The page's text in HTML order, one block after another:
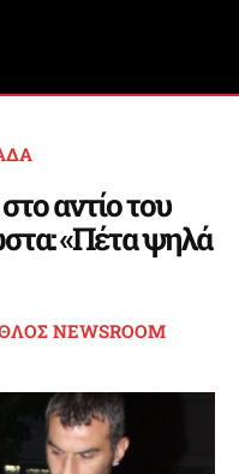
αντίο του
«Πέτα ψηλά
NEWSROOM